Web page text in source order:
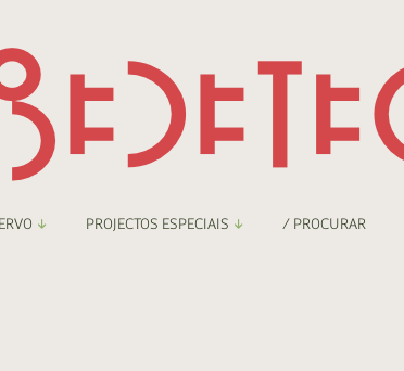
PROJECTOS ESPECIAIS / PROCURAR